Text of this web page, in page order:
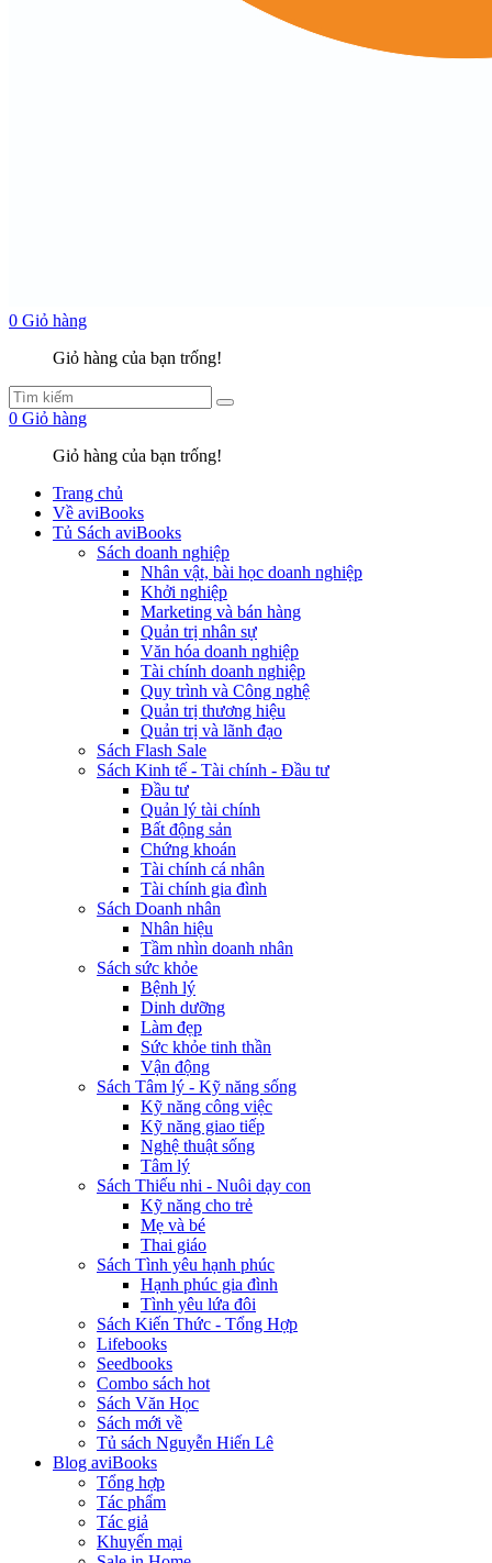
0 Giỏ hàng
Giỏ hàng của bạn trống!
0 Giỏ hàng
Giỏ hàng của bạn trống!
Trang chủ
Về aviBooks
Tủ Sách aviBooks
Sách doanh nghiệp
Nhân vật, bài học doanh nghiệp
Khởi nghiệp
Marketing và bán hàng
Quản trị nhân sự
Văn hóa doanh nghiệp
Tài chính doanh nghiệp
Quy trình và Công nghệ
Quản trị thương hiệu
Quản trị và lãnh đạo
Sách Flash Sale
Sách Kinh tế - Tài chính - Đầu tư
Đầu tư
Quản lý tài chính
Bất động sản
Chứng khoán
Tài chính cá nhân
Tài chính gia đình
Sách Doanh nhân
Nhân hiệu
Tầm nhìn doanh nhân
Sách sức khỏe
Bệnh lý
Dinh dưỡng
Làm đẹp
Sức khỏe tinh thần
Vận động
Sách Tâm lý - Kỹ năng sống
Kỹ năng công việc
Kỹ năng giao tiếp
Nghệ thuật sống
Tâm lý
Sách Thiếu nhi - Nuôi dạy con
Kỹ năng cho trẻ
Mẹ và bé
Thai giáo
Sách Tình yêu hạnh phúc
Hạnh phúc gia đình
Tình yêu lứa đôi
Sách Kiến Thức - Tổng Hợp
Lifebooks
Seedbooks
Combo sách hot
Sách Văn Học
Sách mới về
Tủ sách Nguyễn Hiến Lê
Blog aviBooks
Tổng hợp
Tác phẩm
Tác giả
Khuyến mại